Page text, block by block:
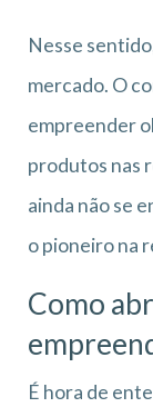
Nesse
mercado. O
empreender
produtos nas
ainda não se
o pioneiro na
Como
É hora de